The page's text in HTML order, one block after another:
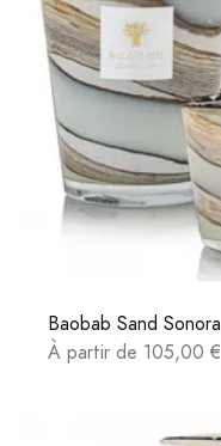
Baobab Sand Sonora
À partir de 105,00 €